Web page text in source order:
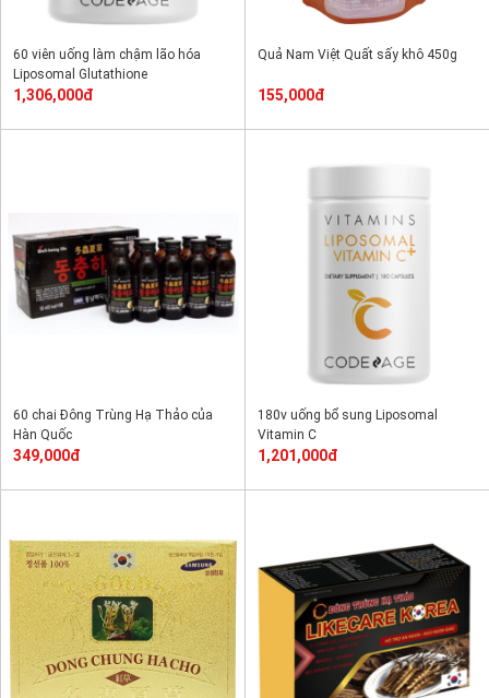
60 viên uống làm chậm lão hóa
Liposomal Glutathione
1,306,000đ
Quả Nam Việt Quất sấy khô 450g
155,000đ
60 chai Đông Trùng Hạ Thảo của
Hàn Quốc
349,000đ
180v uống bổ sung Liposomal
Vitamin C
1,201,000đ